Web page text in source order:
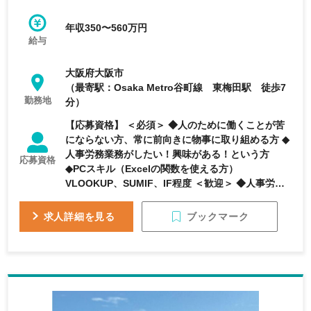
給与
年収350〜560万円
勤務地
大阪府大阪市
（最寄駅：Osaka Metro谷町線 東梅田駅 徒歩7
分）
応募資格
【応募資格】 ＜必須＞ ◆人のために働くことが苦
にならない方、常に前向きに物事に取り組める方 ◆
人事労務業務がしたい！興味がある！という方
◆PCスキル（Excelの関数を使える方）
VLOOKUP、SUMIF、IF程度 ＜歓迎＞ ◆人事労務
求人詳細を見る
ブックマーク